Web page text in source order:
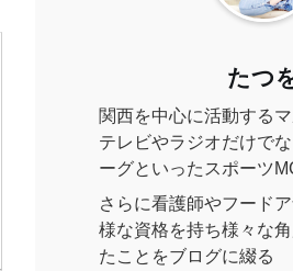
たつ
関西を中心に活動する
テレビやラジオだけで
ーグといったスポーツ
さらに看護師やフード
様な資格を持ち様々な
たことをブログに綴る